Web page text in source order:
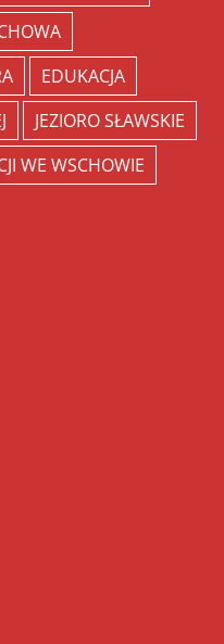
EDUKACJA
JEZIORO SŁAWSKIE
WE WSCHOWIE